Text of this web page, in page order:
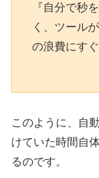
『自分で秒
く、ツール
の浪費にす
このように、自
けていた時間自
るのです。